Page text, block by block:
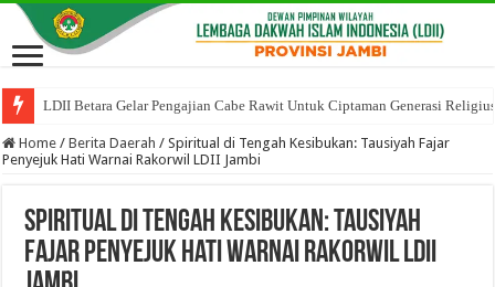
LDII Betara Gelar Pengajian Cabe Rawit Untuk Ciptaman Generasi
Home / Berita Daerah / Spiritual di Tengah Kesibukan: Tausiyah Fajar
Penyejuk Hati Warnai Rakorwil LDII Jambi
Spiritual di Tengah Kesibukan: Tausiyah
Fajar Penyejuk Hati Warnai Rakorwil LDII